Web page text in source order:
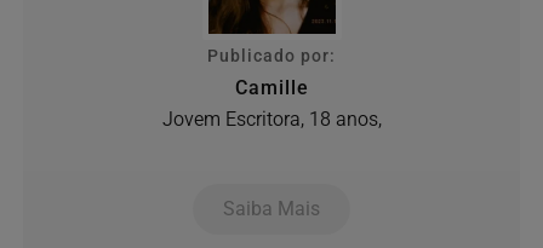
Publicado por:
Camille
Jovem Escritora, 18 anos,
Saiba Mais